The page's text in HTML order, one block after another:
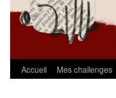
Aller
Accueil Mes challenges